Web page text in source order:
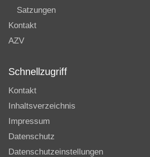
Satzungen
Kontakt
AZV
Schnellzugriff
Kontakt
Inhaltsverzeichnis
Impressum
Datenschutz
Datenschutzeinstellungen